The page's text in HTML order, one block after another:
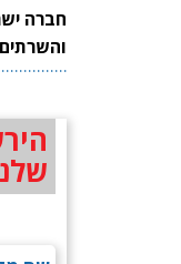
חברה